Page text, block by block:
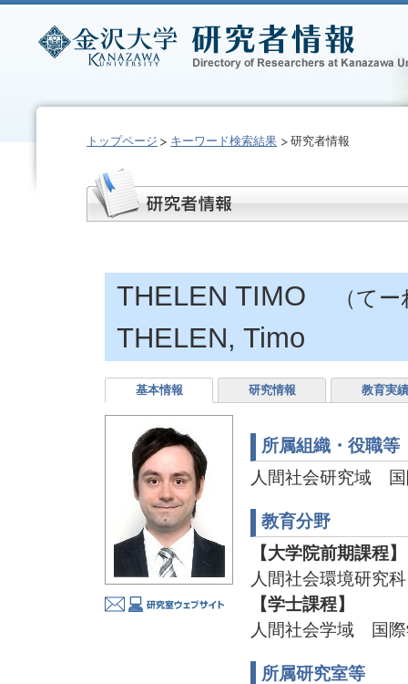
トップページ キーワード検索結果 研究者情報
THELEN TIMO （て
THELEN, Timo
基本情報 研究情報 教育実績
所属組織・役職等
人間社会研究域
教育分野
【大学院前期課程】
人間社会環境研究
【学士課程】
人間社会学域 国
所属研究室等